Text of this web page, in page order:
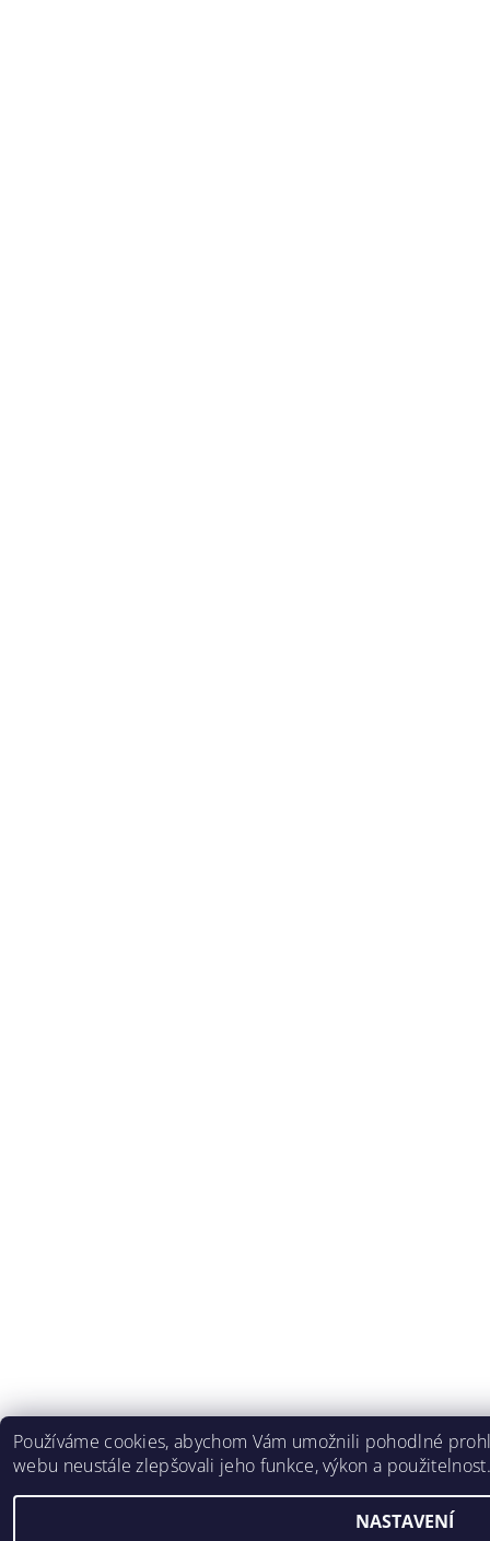
Používáme cookies, abychom Vám umožnili pohodlné
webu neustále zlepšovali jeho funkce, výkon a
NASTAVENÍ